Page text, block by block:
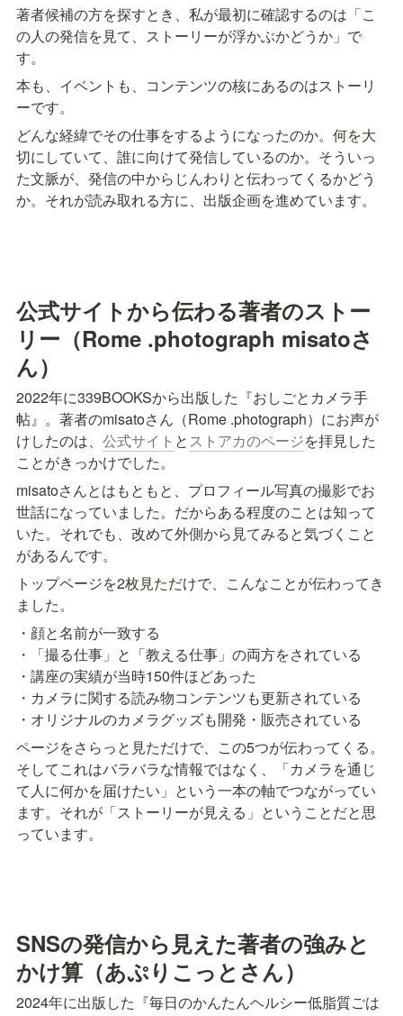
著者候補の方を探すとき、私が最初に確認するのは「こ
の人の発信を見て、ストーリーが浮かぶかどうか」で
す。
本も、イベントも、コンテンツの核にあるのはストーリ
ーです。
どんな経緯でその仕事をするようになったのか。何を大
切にしていて、誰に向けて発信しているのか。そういっ
た文脈が、発信の中からじんわりと伝わってくるかどう
か。それが読み取れる方に、出版企画を進めています。
公式サイトから伝わる著者のストー
リー（Rome .photograph misatoさ
ん）
2022年に339BOOKSから出版した『おしごとカメラ手
帖』。著者のmisatoさん（Rome .photograph）にお声が
けしたのは、 公式サイト と ストアカのページを拝見した
ことがきっかけでした。
misatoさんとはもともと、プロフィール写真の撮影でお
世話になっていました。だからある程度のことは知って
いた。それでも、改めて外側から見てみると気づくこと
があるんです。
トップページを2枚見ただけで、こんなことが伝わってき
ました。
・顔と名前が一致する
・「撮る仕事」と「教える仕事」の両方をされている
・講座の実績が当時150件ほどあった
・カメラに関する読み物コンテンツも更新されている
・オリジナルのカメラグッズも開発・販売されている
ページをさらっと見ただけで、この5つが伝わってくる。
そしてこれはバラバラな情報ではなく、「カメラを通じ
て人に何かを届けたい」という一本の軸でつながってい
ます。それが「ストーリーが見える」ということだと思
っています。
SNSの発信から見えた著者の強みと
かけ算（あぷりこっとさん）
2024年に出版した『毎日のかんたんヘルシー低脂質ごは